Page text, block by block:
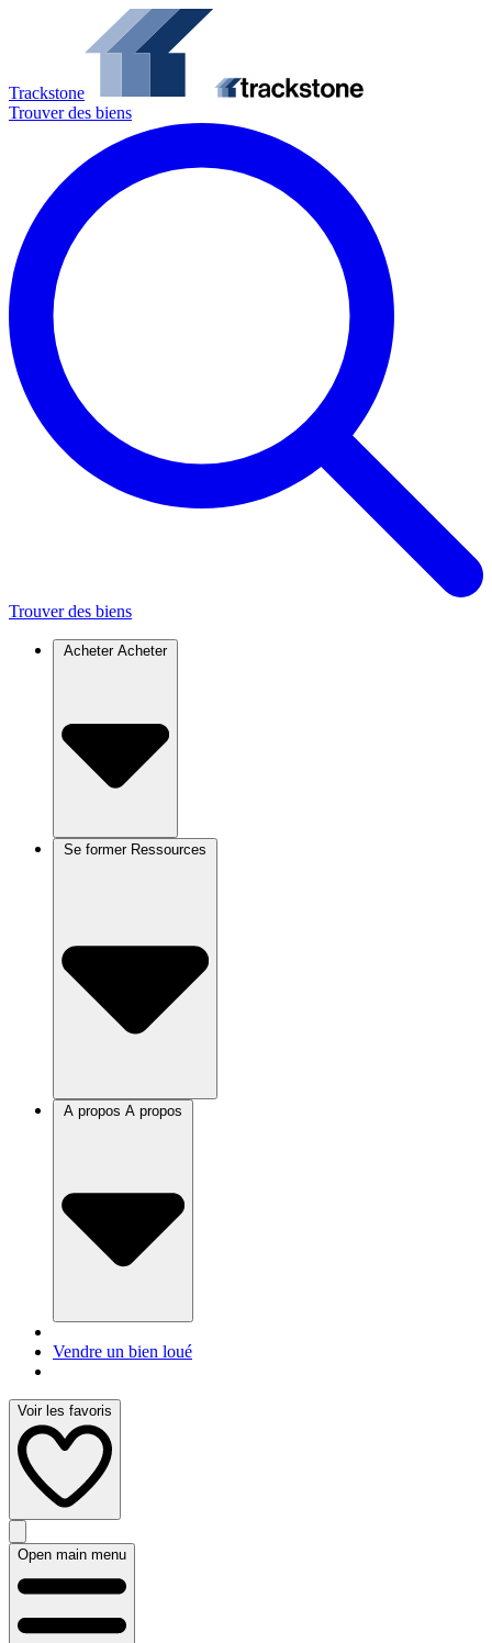
Trackstone
Trouver des biens
Trouver des biens
Acheter Acheter
Se former
A propos
Vendre un bien loué
Voir les favoris
Open main menu